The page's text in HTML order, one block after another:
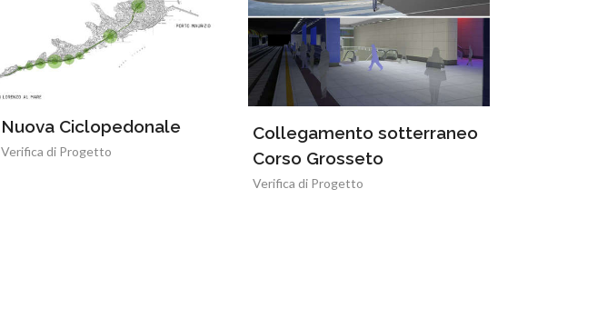
Nuova Ciclopedonale
Verifica di Progetto
Collegamento sotterraneo
Corso Grosseto
Verifica di Progetto